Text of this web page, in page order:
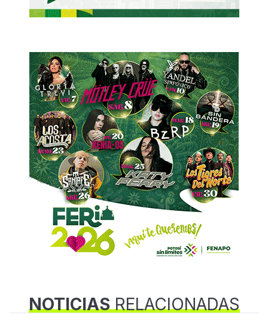
NOTICIASRELACIONADAS